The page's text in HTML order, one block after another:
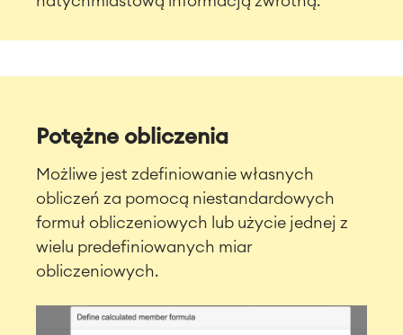
Potężne obliczenia
Możliwe jest zdefiniowanie własnych
obliczeń za pomocą niestandardowych
formuł obliczeniowych lub użycie jednej z
wielu predefiniowanych miar
obliczeniowych.